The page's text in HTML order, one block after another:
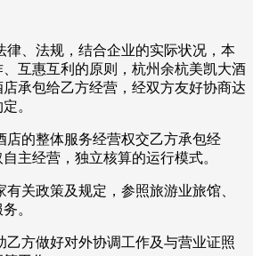
律、法规，结合企业的实际状况，本
互惠互利的原则，杭州余杭美凯大酒
承包给乙方经营，经双方友好协商达
。
店的整体服务经营权交乙方承包经
主经营，独立核算的运行模式。
关政策及规定，参照旅游业旅馆、
。
乙方做好对外协调工作及与营业证照